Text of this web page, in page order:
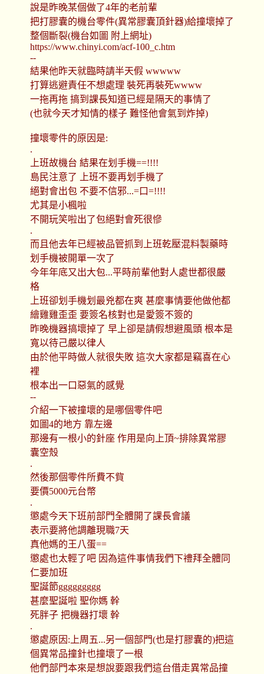
說是昨晚某個做了4年的老前輩
把打膠囊的機台零件(異常膠囊頂針器)給撞壞掉了
整個斷裂(機台如圖 附上網址)
https://www.chinyi.com/acf-100_c.htm
--
結果他昨天就臨時請半天假 wwwww
打算逃避責任不想處理 裝死再裝死wwww
一拖再拖 搞到課長知道已經是隔天的事情了
(也就今天才知情的樣子 難怪他會氣到炸掉)
撞壞零件的原因是:
.
上班故機台 結果在划手機==!!!!
島民注意了 上班不要再划手機了
絕對會出包 不要不信邪...=口=!!!!
尤其是小楓啦
不開玩笑啦出了包絕對會死很慘
.
而且他去年已經被品管抓到上班乾壓混料製藥時
划手機被開單一次了
今年年底又出大包...平時前輩他對人處世都很嚴
格
上班卻划手機划最兇都在爽 甚麼事情要他做他都
繪雞雞歪歪 要簽名核對也是愛簽不簽的
昨晚機器搞壞掉了 早上卻是請假想避風頭 根本是
寬以待己嚴以律人
由於他平時做人就很失敗 這次大家都是竊喜在心
裡
根本出一口惡氣的感覺
--
介紹一下被撞壞的是哪個零件吧
如圖4的地方 靠左邊
那邊有一根小的針座 作用是向上頂~排除異常膠
囊空殼
.
然後那個零件所費不貲
要價5000元台幣
.
懲處今天下班前部門全體開了課長會議
表示要將他調離現職7天
真他媽的王八蛋==
懲處也太輕了吧 因為這件事情我們下禮拜全體同
仁要加班
聖誕節ggggggggg
甚麼聖誕啦 聖你媽 幹
死胖子 把機器打壞 幹
.
懲處原因:上周五...另一個部門(也是打膠囊的)把這
個異常品撞針也撞壞了一根
他們部門本來是想說要跟我們這台借走異常品撞